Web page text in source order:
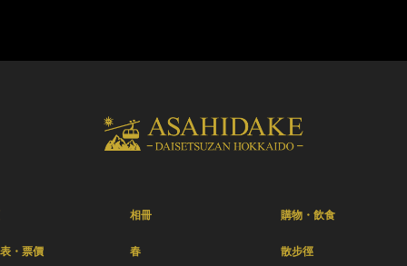
・票價
相冊
春
購物・飲食
散步徑